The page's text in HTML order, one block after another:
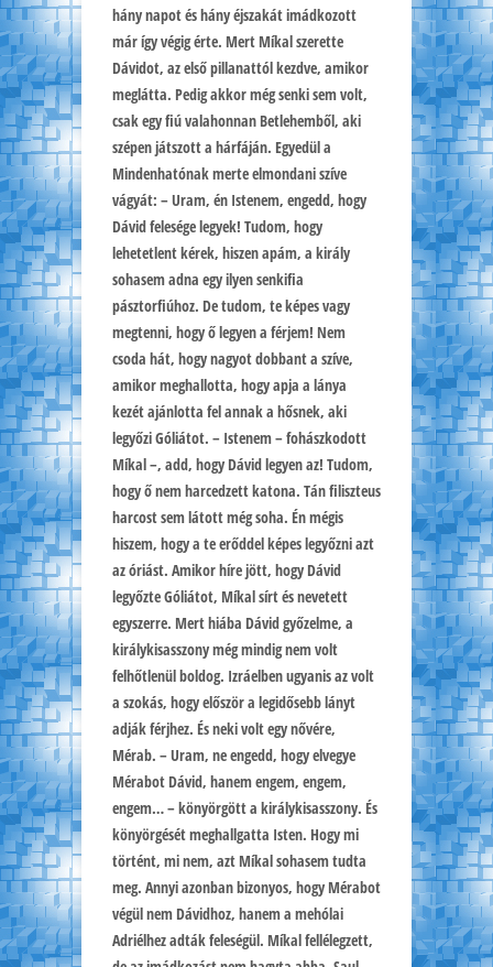
hány napot és hány éjszakát imádkozott
már így végig érte. Mert Míkal szerette
Dávidot, az első pillanattól kezdve, amikor
meglátta. Pedig akkor még senki sem volt,
csak egy fiú valahonnan Betlehemből, aki
szépen játszott a hárfáján. Egyedül a
Mindenhatónak merte elmondani szíve
vágyát: – Uram, én Istenem, engedd, hogy
Dávid felesége legyek! Tudom, hogy
lehetetlent kérek, hiszen apám, a király
sohasem adna egy ilyen senkifia
pásztorfiúhoz. De tudom, te képes vagy
megtenni, hogy ő legyen a férjem! Nem
csoda hát, hogy nagyot dobbant a szíve,
amikor meghallotta, hogy apja a lánya
kezét ajánlotta fel annak a hősnek, aki
legyőzi Góliátot. – Istenem – fohászkodott
Míkal –, add, hogy Dávid legyen az! Tudom,
hogy ő nem harcedzett katona. Tán filiszteus
harcost sem látott még soha. Én mégis
hiszem, hogy a te erőddel képes legyőzni azt
az óriást. Amikor híre jött, hogy Dávid
legyőzte Góliátot, Míkal sírt és nevetett
egyszerre. Mert hiába Dávid győzelme, a
királykisasszony még mindig nem volt
felhőtlenül boldog. Izráelben ugyanis az volt
a szokás, hogy először a legidősebb lányt
adják férjhez. És neki volt egy nővére,
Mérab. – Uram, ne engedd, hogy elvegye
Mérabot Dávid, hanem engem, engem,
engem… – könyörgött a királykisasszony. És
könyörgését meghallgatta Isten. Hogy mi
történt, mi nem, azt Míkal sohasem tudta
meg. Annyi azonban bizonyos, hogy Mérabot
végül nem Dávidhoz, hanem a mehólai
Adriélhez adták feleségül. Míkal fellélegzett,